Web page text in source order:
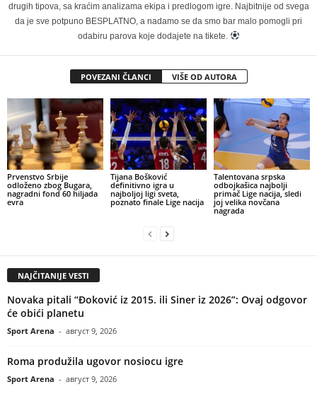
drugih tipova, sa kraćim analizama ekipa i predlogom igre. Najbitnije od svega
da je sve potpuno BESPLATNO, a nadamo se da smo bar malo pomogli pri
odabiru parova koje dodajete na tikete.
POVEZANI ČLANCI VIŠE OD AUTORA
Prvenstvo Srbije
odloženo zbog Bugara,
nagradni fond 60 hiljada
evra
Tijana Bošković
definitivno igra u
najboljoj ligi sveta,
poznato finale Lige nacija
Talentovana srpska
odbojkašica najbolji
primač Lige nacija, sledi
joj velika novčana
nagrada
NAJČITANIJE VESTI
Novaka pitali “Đoković iz 2015. ili Siner iz 2026”: Ovaj odgovor
će obići planetu
Sport Arena - август 9, 2026
Roma produžila ugovor nosiocu igre
Sport Arena - август 9, 2026